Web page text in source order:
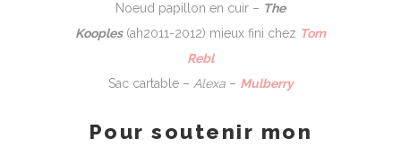
Noeud papillon en cuir – The
Kooples(ah2011-2012) mieux fini chez Tom
Rebl
Sac cartable – Alexa– Mulberry
Pour soutenir mon